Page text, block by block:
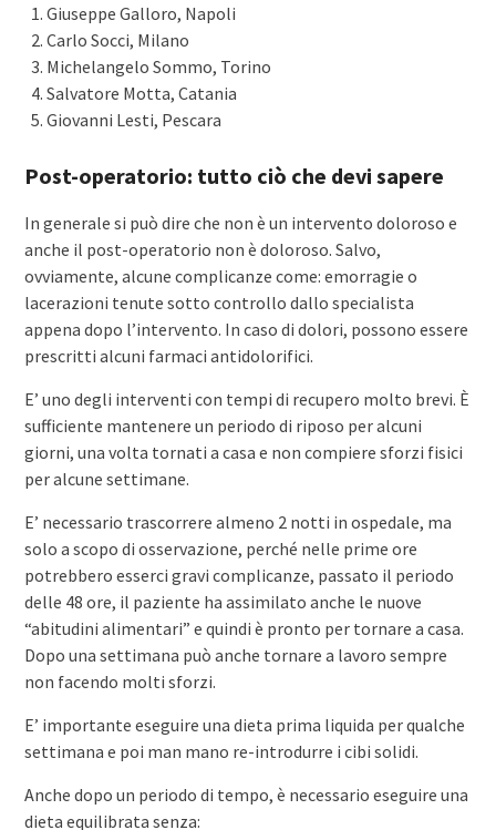
Giuseppe Galloro, Napoli
Carlo Socci, Milano
Michelangelo Sommo, Torino
Salvatore Motta, Catania
Giovanni Lesti, Pescara
Post-operatorio: tutto ciò che devi sapere
In generale si può dire che non è un intervento doloroso e
anche il post-operatorio non è doloroso. Salvo,
ovviamente, alcune complicanze come: emorragie o
lacerazioni tenute sotto controllo dallo specialista
appena dopo l’intervento. In caso di dolori, possono essere
prescritti alcuni farmaci antidolorifici.
E’ uno degli interventi con tempi di recupero molto brevi. È
sufficiente mantenere un periodo di riposo per alcuni
giorni, una volta tornati a casa e non compiere sforzi fisici
per alcune settimane.
E’ necessario trascorrere almeno 2 notti in ospedale, ma
solo a scopo di osservazione, perché nelle prime ore
potrebbero esserci gravi complicanze, passato il periodo
delle 48 ore, il paziente ha assimilato anche le nuove
“abitudini alimentari” e quindi è pronto per tornare a casa.
Dopo una settimana può anche tornare a lavoro sempre
non facendo molti sforzi.
E’ importante eseguire una dieta prima liquida per qualche
settimana e poi man mano re-introdurre i cibi solidi.
Anche dopo un periodo di tempo, è necessario eseguire una
dieta equilibrata senza: